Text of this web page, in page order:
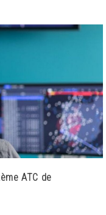
ATC de